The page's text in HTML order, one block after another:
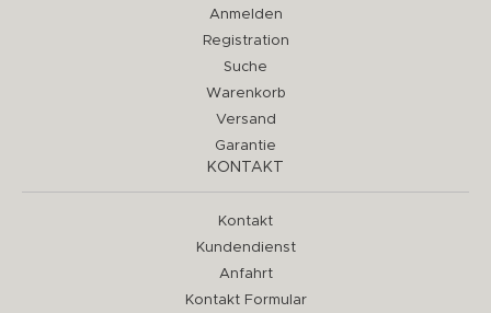
Anmelden
Registration
Suche
Warenkorb
Versand
Garantie
KONTAKT
Kontakt
Kundendienst
Anfahrt
Kontakt Formular